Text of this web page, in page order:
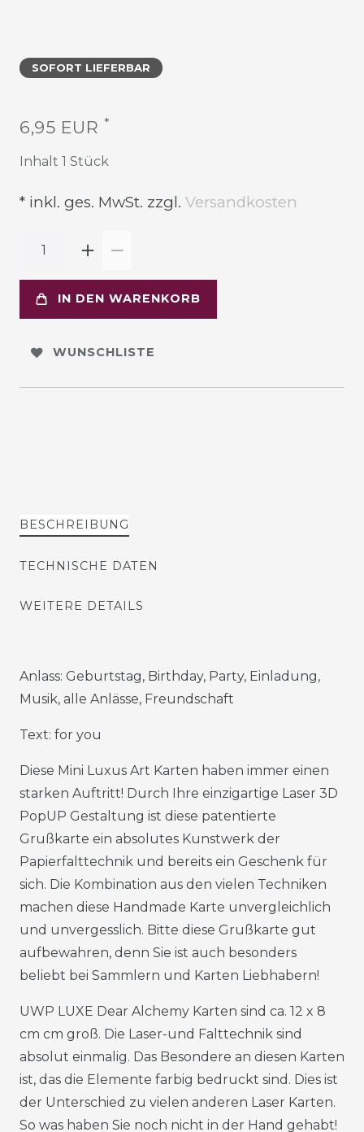
SOFORT LIEFERBAR
6,95 EUR *
Inhalt 1 Stück
* inkl. ges. MwSt. zzgl. Versandkosten
IN DEN WARENKORB
WUNSCHLISTE
BESCHREIBUNG
TECHNISCHE DATEN
WEITERE DETAILS
Anlass: Geburtstag, Birthday, Party, Einladung,
Musik, alle Anlässe, Freundschaft
Text: for you
Diese Mini Luxus Art Karten haben immer einen
starken Auftritt! Durch Ihre einzigartige Laser 3D
PopUP Gestaltung ist diese patentierte
Grußkarte ein absolutes Kunstwerk der
Papierfalttechnik und bereits ein Geschenk für
sich. Die Kombination aus den vielen Techniken
machen diese Handmade Karte unvergleichlich
und unvergesslich. Bitte diese Grußkarte gut
aufbewahren, denn Sie ist auch besonders
beliebt bei Sammlern und Karten Liebhabern!
UWP LUXE Dear Alchemy Karten sind ca. 12 x 8
cm cm groß. Die Laser-und Falttechnik sind
absolut einmalig. Das Besondere an diesen Karten
ist, das die Elemente farbig bedruckt sind. Dies ist
der Unterschied zu vielen anderen Laser Karten.
So was haben Sie noch nicht in der Hand gehabt!